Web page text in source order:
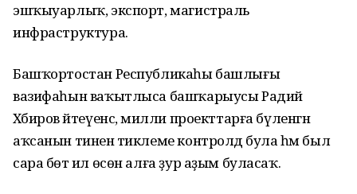
эшҡыуарлыҡ, экспорт, магистраль
инфраструктура.
Башҡортостан Республикаһы башлығы
вазифаһын ваҡытлыса башҡарыусы Радий
Хәбиров әйтеүенсә, милли проекттарға бүленгән
аҡсанын тиненә тиклеме контролдә була һәм был
сара бөтә ил өсөн алға ҙур аҙым буласаҡ.